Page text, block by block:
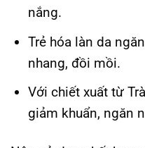
nắng.
Trẻ hóa làn da
nhang, đồi mồi.
Với chiết xuất từ
giảm khuẩn, ngăn